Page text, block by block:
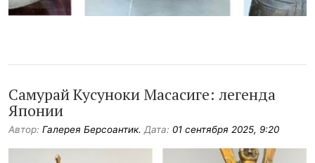
Самурай Кусуноки Масасиге: легенда
Японии
Автор: Галерея Берсоантик. Дата: 01 сентября 2025, 9:20